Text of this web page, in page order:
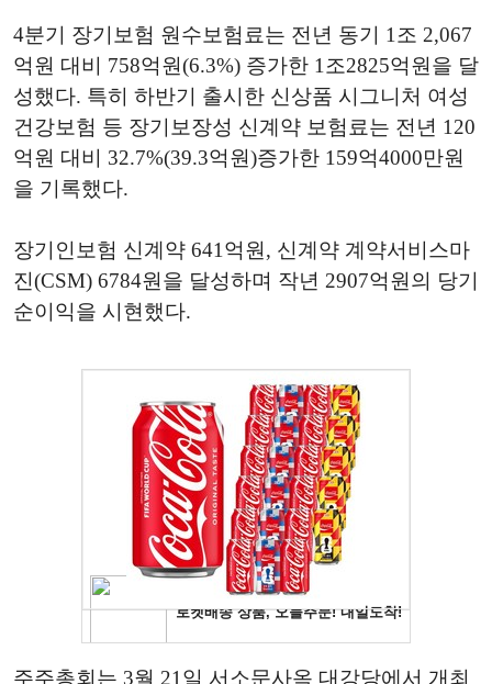
4분기 장기보험 원수보험료는 전년 동기 1조 2,067
억원 대비 758억원(6.3%) 증가한 1조2825억원을 달
성했다. 특히 하반기 출시한 신상품 시그니처 여성
건강보험 등 장기보장성 신계약 보험료는 전년 120
억원 대비 32.7%(39.3억원)증가한 159억4000만원
을 기록했다.
장기인보험 신계약 641억원, 신계약 계약서비스마
진(CSM) 6784원을 달성하며 작년 2907억원의 당기
순이익을 시현했다.
주주총회는 3월 21일 서소문사옥 대강당에서 개최